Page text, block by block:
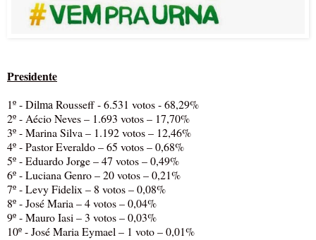
Presidente
1º - DilmaRousseff - 6.531 votos - 68,29%
2º - Aécio Neves – 1.693 votos – 17,70%
3º - Marina Silva – 1.192 votos – 12,46%
4º - Pastor Everaldo – 65 votos – 0,68%
5º - Eduardo Jorge – 47 votos – 0,49%
6º - Luciana Genro – 20 votos – 0,21%
7º - Levy Fidelix – 8 votos – 0,08%
8º - José Maria – 4 votos – 0,04%
9º - Mauro Iasi – 3 votos – 0,03%
10º - José Maria Eymael – 1 voto – 0,01%